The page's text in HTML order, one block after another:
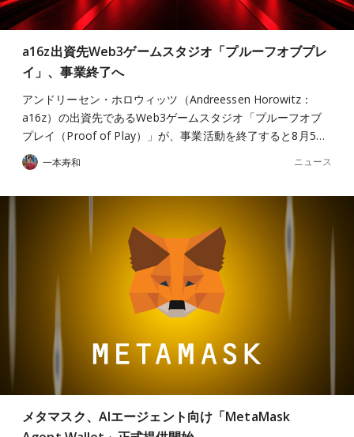
a16z出資先Web3ゲームスタジオ「プルーフオブプレ
イ」、事業終了へ
アンドリーセン・ホロウィッツ（Andreessen Horowitz：
a16z）の出資先であるWeb3ゲームスタジオ「プルーフオブ
プレイ（Proof of Play）」が、事業活動を終了すると8月5…
一本寿和 ニュース
メタマスク、AIエージェント向け「MetaMask